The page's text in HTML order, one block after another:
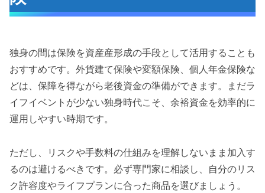
独身の間は保険を資産産形成の手段として活用することも
おすすめです。外貨建て保険や変額保険、個人年金保険な
どは、保障を得ながら老後資金の準備ができます。まだラ
イフイベントが少ない独身時代こそ、余裕資金を効率的に
運用しやすい時期です。
ただし、リスクや手数料の仕組みを理解しないまま加入す
るのは避けるべきです。必ず専門家に相談し、自分のリス
ク許容度やライフプランに合った商品を選びましょう。